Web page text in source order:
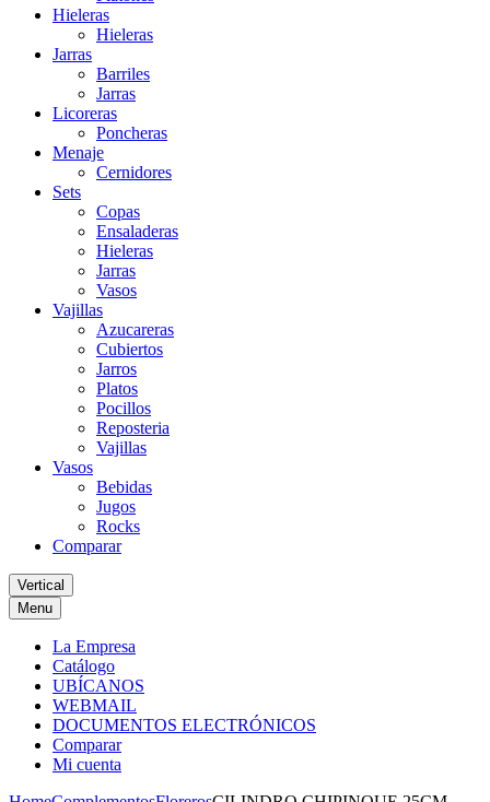
Hieleras
Hieleras
Jarras
Barriles
Jarras
Licoreras
Poncheras
Menaje
Cernidores
Sets
Copas
Ensaladeras
Hieleras
Jarras
Vasos
Vajillas
Azucareras
Cubiertos
Jarros
Platos
Pocillos
Reposteria
Vajillas
Vasos
Bebidas
Jugos
Rocks
Comparar
Vertical
Menu
La Empresa
Catálogo
UBÍCANOS
WEBMAIL
DOCUMENTOS ELECTRÓNICOS
Comparar
Mi cuenta